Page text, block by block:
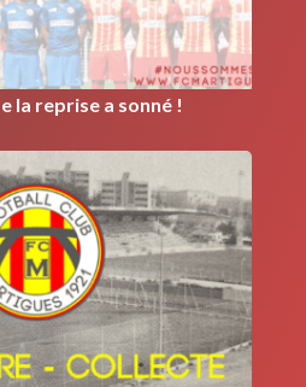
la reprise a sonné !